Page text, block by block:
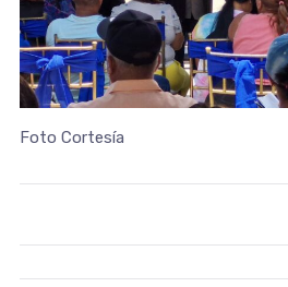
Foto Cortesía